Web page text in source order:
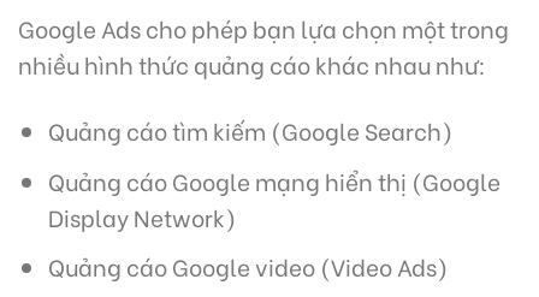
Google Ads cho phép bạn lựa chọn một trong
nhiều hình thức quảng cáo khác nhau như:
Quảng cáo tìm kiếm (Google Search)
Quảng cáo Google mạng hiển thị (Google
Display Network)
Quảng cáo Google video (Video Ads)